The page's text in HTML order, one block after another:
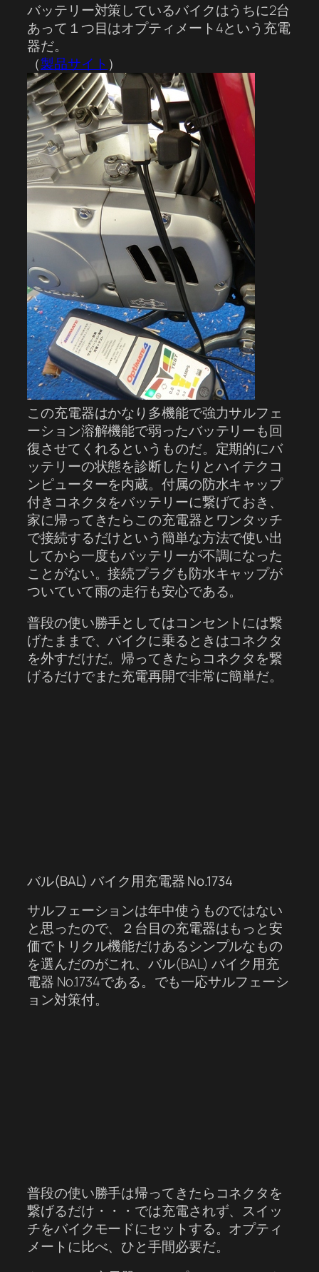
バッテリー対策しているバイクはうちに2台
あって１つ目はオプティメート4という充電
器だ。
（製品サイト ）
この充電器はかなり多機能で強力サルフェ
ーション溶解機能で弱ったバッテリーも回
復させてくれるというものだ。定期的にバ
ッテリーの状態を診断したりとハイテクコ
ンピューターを内蔵。付属の防水キャップ
付きコネクタをバッテリーに繋げておき、
家に帰ってきたらこの充電器とワンタッチ
で接続するだけという簡単な方法で使い出
してから一度もバッテリーが不調になった
ことがない。接続プラグも防水キャップが
ついていて雨の走行も安心である。
普段の使い勝手としてはコンセントには繋
げたままで、バイクに乗るときはコネクタ
を外すだけだ。帰ってきたらコネクタを繋
げるだけでまた充電再開で非常に簡単だ。
バル(BAL) バイク用充電器 No.1734
サルフェーションは年中使うものではない
と思ったので、２台目の充電器はもっと安
価でトリクル機能だけあるシンプルなもの
を選んだのがこれ、バル(BAL) バイク用充
電器 No.1734である。でも一応サルフェーシ
ョン対策付。
普段の使い勝手は帰ってきたらコネクタを
繋げるだけ・・・では充電されず、スイッ
チをバイクモードにセットする。オプティ
メートに比べ、ひと手間必要だ。